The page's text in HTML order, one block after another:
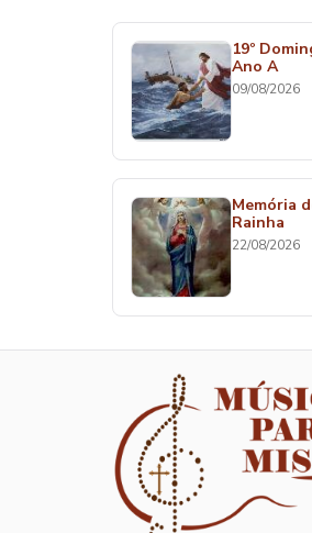
19º
Ano A
09/08/2026
Memória
Rainha
22/08/2026